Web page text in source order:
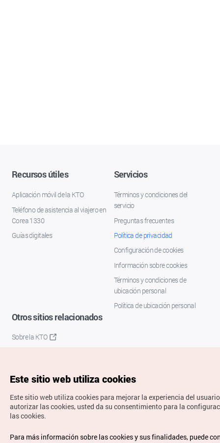
Recursos útiles
Aplicación móvil de la KTO
Teléfono de asistencia al viajero en
Corea 1330
Guías digitales
Servicios
Términos y condiciones del
servicio
Preguntas frecuentes
Política de privacidad
Configuración de cookies
Información sobre cookies
Términos y condiciones de
ubicación personal
Política de ubicación personal
Otros sitios relacionados
Sobre la KTO
Copyrights © Organización de Turismo de Corea. Todos los
Este sitio web utiliza cookies
Este sitio web utiliza cookies para mejorar la experiencia del
autorizar las cookies, usted da su consentimiento para la
las cookies.
Para más información sobre las cookies y sus finalidades, puede